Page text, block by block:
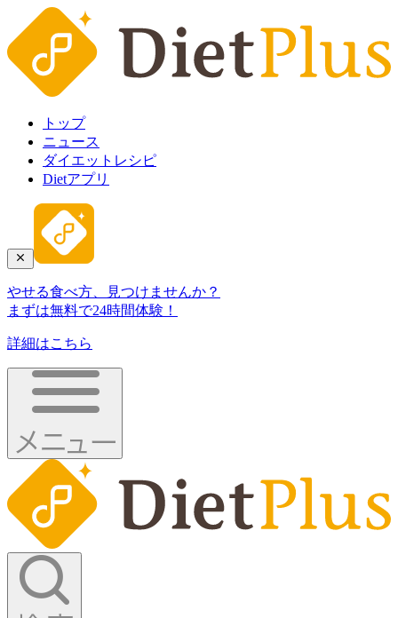
トップ
ニュース
ダイエットレシピ
Dietアプリ
やせる食べ方、見つけませんか？
まずは無料で24時間体験！
詳細はこちら